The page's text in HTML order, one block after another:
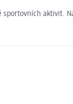
aktivit.